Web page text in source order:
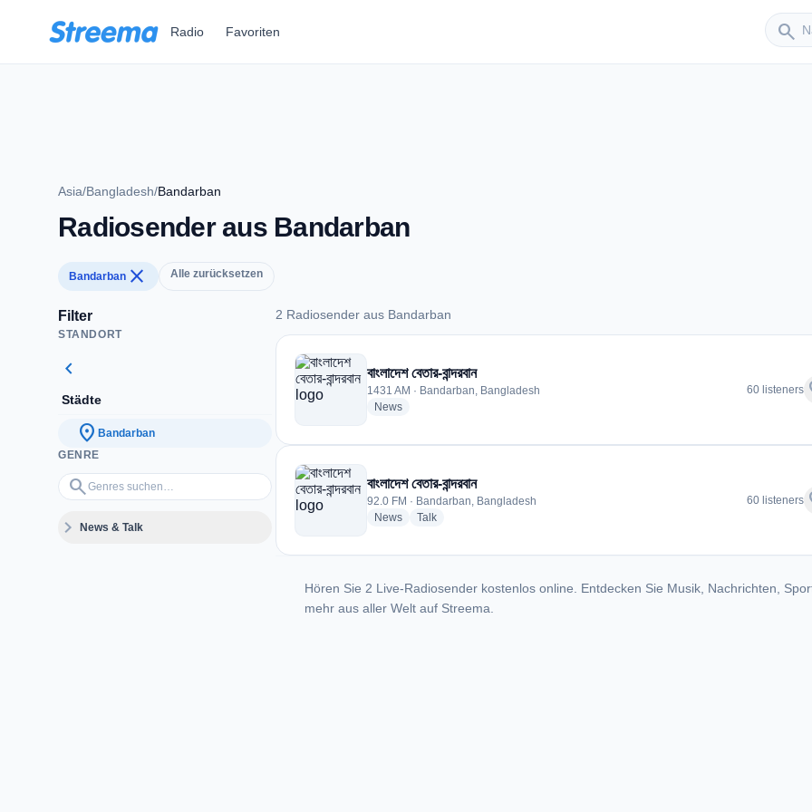
Radio Favoriten search
Sender
Asia/Bangladesh/Bandarban
Radiosender aus Bandarban
Bandarban close Alle zurücksetzen
Filter
STANDORT
chevron_left
Städte
location_on Bandarban
GENRE
search
Genres suchen…
expand_moreNews & Talk
2 Radiosender aus Bandarban
2 Radiosender aus Bandarban
বাংলাদেশ বেতার-বান্দরবান
1431 AM · Bandarban, Bangladesh
Newsradio stations
60 listeners
বাংলাদেশ বেতার-বান্দরবান
92.0 FM · Bandarban, Bangladesh
Newsradio stations
Talkradio stations
60 listeners
Hören Sie 2 Live-Radiosender kostenlos online. Entdecken Sie Musik, Nachrichten,
mehr aus aller Welt auf Streema.